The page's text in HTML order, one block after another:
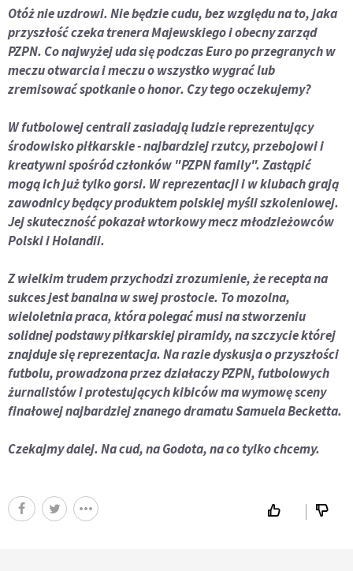
Otóż nie uzdrowi. Nie będzie cudu, bez względu na to, jaka
przyszłość czeka trenera Majewskiego i obecny zarząd
PZPN. Co najwyżej uda się podczas Euro po przegranych w
meczu otwarcia i meczu o wszystko wygrać lub
zremisować spotkanie o honor. Czy tego oczekujemy?
W futbolowej centrali zasiadają ludzie reprezentujący
środowisko piłkarskie - najbardziej rzutcy, przebojowi i
kreatywni spośród członków "PZPN family". Zastąpić
mogą ich już tylko gorsi. W reprezentacji i w klubach grają
zawodnicy będący produktem polskiej myśli szkoleniowej.
Jej skuteczność pokazał wtorkowy mecz młodzieżowców
Polski i Holandii.
Z wielkim trudem przychodzi zrozumienie, że recepta na
sukces jest banalna w swej prostocie. To mozolna,
wieloletnia praca, która polegać musi na stworzeniu
solidnej podstawy piłkarskiej piramidy, na szczycie której
znajduje się reprezentacja. Na razie dyskusja o przyszłości
futbolu, prowadzona przez działaczy PZPN, futbolowych
żurnalistów i protestujących kibiców ma wymowę sceny
finałowej najbardziej znanego dramatu Samuela Becketta.
Czekajmy dalej. Na cud, na Godota, na co tylko chcemy.